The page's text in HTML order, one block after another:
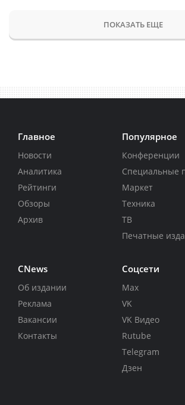
ПОКАЗАТЬ ЕЩЕ
Главное
Новости
Аналитика
Рейтинги
Обзоры
Архив
Популярное
Конференции
Специальные
Маркет
Техника
ТВ
Печатные
CNews
Об издании
Реклама
Вакансии
Контакты
Соцсети
Max
VK
VK Видео
Rutube
Telegram
Дзен